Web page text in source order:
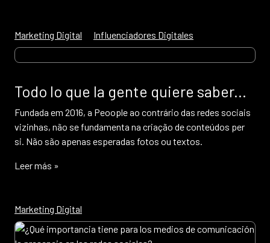
Marketing Digital Influenciadores Digitales
Todo lo que la gente quiere saber...
Fundada em 2016, a Peoople ao contrário das redes sociais
vizinhas, não se fundamenta na criação de conteúdos per
si. Não são apenas esperadas fotos ou textos.
Leer más »
Marketing Digital